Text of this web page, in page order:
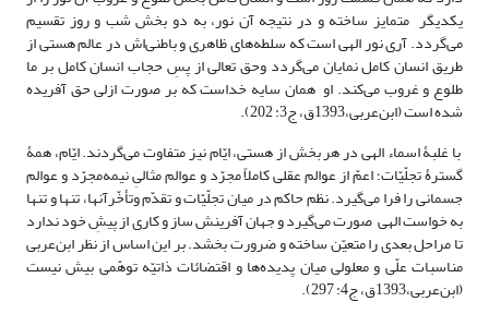
یکدیگر متمایز ساخته و در نتیجه آن نور، به دو بخش شب و روز تقسیم
می‌گردد. آری نور الهی است که سلطه‌های ظاهری و باطنی‌اش در عالم هستی از
طریق انسان کامل نمایان می‌گردد وحق‌ تعالی از پسِ حجاب انسان کامل بر ما
طلوع و غروب می‌کند. او همان سایه خداست که بر صورت ازلی حق آفریده
شده است (ابن‌عربی،1393ق، ج3: 202).
با غلبۀ اسماء الهی در هر بخش از هستی، ایّام نیز متفاوت می‌گردند. ایّام، همۀ
گسترۀ تجلّیّات؛ اعمّ از عوالم عقلی کاملاً مجرّد و عوالم مثالیِ نیمه‌مجرّد و عوالم
جسمانی را فرا می‌گیرد. نظم حاکم در میان تجلّیّات و تقدّم وتأخّرآنها، تنها و تنها
به خواست الهی صورت می‌گیرد و جهان آفرینش ساز و کاری از پیشِ خود ندارد
تا مراحل بعدی را متعیّن ساخته و ضرورت بخشد. بر این اساس از نظر ابن‌عربی
مناسبات علّی و معلولی میان پدیده‌ها و اقتضائات ذاتیّه توهّمی بیش نیست
(ابن‌عربی،1393ق، ج4: 297).